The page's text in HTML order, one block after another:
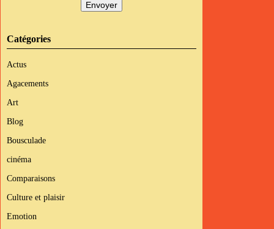
Catégories
Actus
Agacements
Art
Blog
Bousculade
cinéma
Comparaisons
Culture et plaisir
Emotion